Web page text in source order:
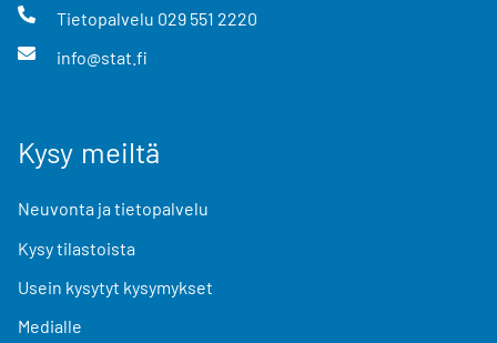
Tietopalvelu 029 551 2220
info@stat.fi
Kysy meiltä
Neuvonta ja tietopalvelu
Kysy tilastoista
Usein kysytyt kysymykset
Medialle